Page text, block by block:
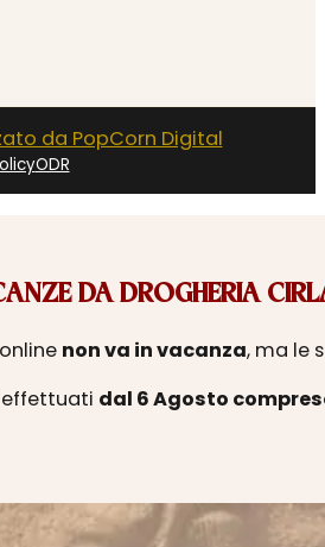
da PopCorn Digital
ODR
DA DROGHERIA
non va in vacanza, ma le
dal 6 Agosto